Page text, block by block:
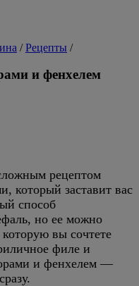
/Рецепты /
и фенхелем
рецептом
который заставит вас
способ
но ее можно
вы сочтете
филе и
и фенхелем —